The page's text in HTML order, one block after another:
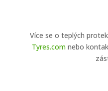
Více se o teplých
Tyres.com nebo